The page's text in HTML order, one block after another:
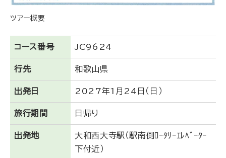
ツアー概要
コース番号 JC9624
行先 和歌山県
出発日 2027年1月24日（日）
旅行期間 日帰り
出発地
大和西大寺駅（駅南側ﾛｰﾀﾘｰｴﾚﾍﾞｰﾀｰ
下付近）